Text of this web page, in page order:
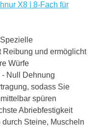
X8 | 8-Fach für
Reibung und ermöglicht
Würfe
Null Dehnung
sodass Sie
spüren
Abriebfestigkeit
Steine, Muscheln